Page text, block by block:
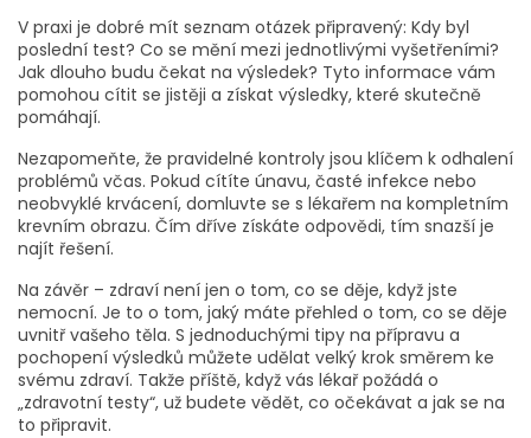
V praxi je dobré mít seznam otázek připravený: Kdy byl
poslední test? Co se mění mezi jednotlivými vyšetřeními?
Jak dlouho budu čekat na výsledek? Tyto informace vám
pomohou cítit se jistěji a získat výsledky, které skutečně
pomáhají.
Nezapomeňte, že pravidelné kontroly jsou klíčem k odhalení
problémů včas. Pokud cítíte únavu, časté infekce nebo
neobvyklé krvácení, domluvte se s lékařem na kompletním
krevním obrazu. Čím dříve získáte odpovědi, tím snazší je
najít řešení.
Na závěr – zdraví není jen o tom, co se děje, když jste
nemocní. Je to o tom, jaký máte přehled o tom, co se děje
uvnitř vašeho těla. S jednoduchými tipy na přípravu a
pochopení výsledků můžete udělat velký krok směrem ke
svému zdraví. Takže příště, když vás lékař požádá o
„zdravotní testy“, už budete vědět, co očekávat a jak se na
to připravit.